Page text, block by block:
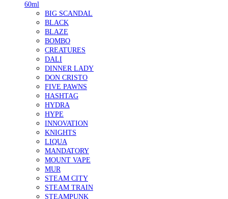
60ml
BIG SCANDAL
BLACK
BLAZE
BOMBO
CREATURES
DALI
DINNER LADY
DON CRISTO
FIVE PAWNS
HASHTAG
HYDRA
HYPE
INNOVATION
KNIGHTS
LIQUA
MANDATORY
MOUNT VAPE
MUR
STEAM CITY
STEAM TRAIN
STEAMPUNK